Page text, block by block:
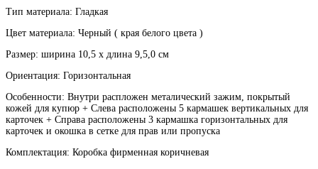
Тип материала: Гладкая
Цвет материала: Черный ( края белого цвета )
Размер: ширина 10,5 х длина 9,5,0 см
Ориентация: Горизонтальная
Особенности: Внутри распложен металический зажим, покрытый
кожей для купюр + Слева расположены 5 кармашек вертикальных для
карточек + Справа расположены 3 кармашка горизонтальных для
карточек и окошка в сетке для прав или пропуска
Комплектация: Коробка фирменная коричневая